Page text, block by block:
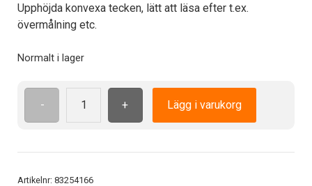
Upphöjda konvexa tecken, lätt att läsa efter t.ex.
övermålning etc.
Normalt i lager
-
MR10-
+ Lägg i varukorg
Artikelnr: 83254166